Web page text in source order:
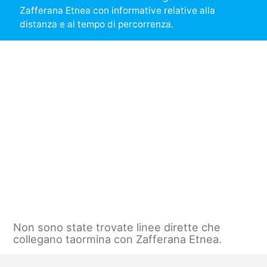
Zafferana Etnea con informative relative alla
distanza e al tempo di percorrenza.
Non sono state trovate linee dirette che
collegano taormina con Zafferana Etnea.